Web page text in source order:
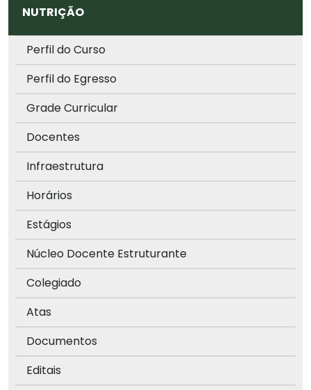
NUTRIÇÃO
Perfil do Curso
Perfil do Egresso
Grade Curricular
Docentes
Infraestrutura
Horários
Estágios
Núcleo Docente Estruturante
Colegiado
Atas
Documentos
Editais